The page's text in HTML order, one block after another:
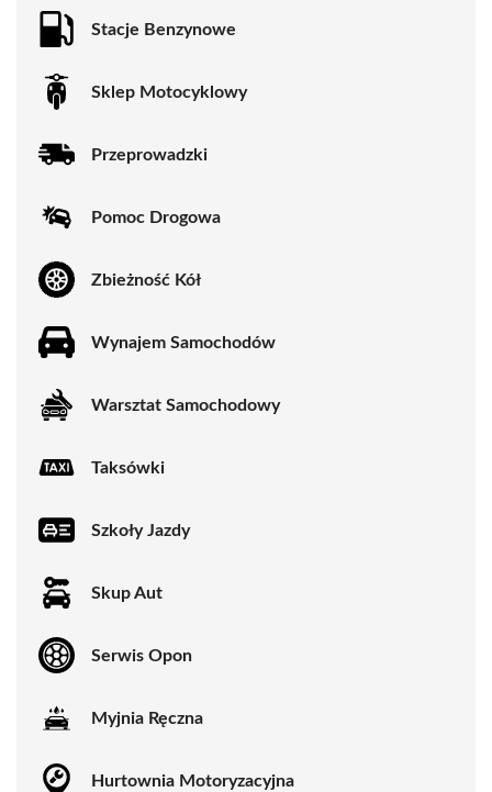
Stacje Benzynowe
Sklep Motocyklowy
Przeprowadzki
Pomoc Drogowa
Zbieżność Kół
Wynajem Samochodów
Warsztat Samochodowy
Taksówki
Szkoły Jazdy
Skup Aut
Serwis Opon
Myjnia Ręczna
Hurtownia Motoryzacyjna